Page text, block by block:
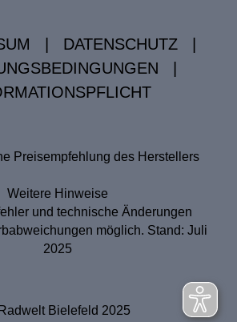
DATENSCHUTZ
Preisempfehlung des Herstellers
Weitere Hinweise
und technische Änderungen
möglich. Stand: Juli
2025
Bielefeld 2025